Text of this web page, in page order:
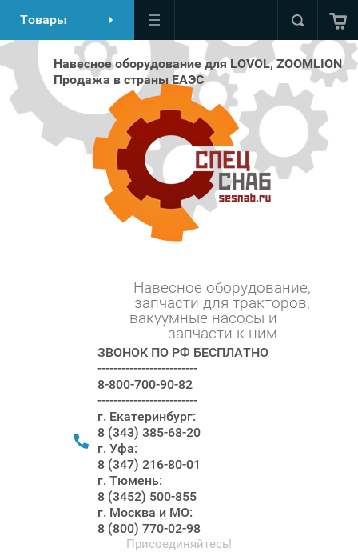
Товары
Навесное оборудование для LOVOL, ZOOMLION
Продажа в страны ЕАЭС
Навесное оборудование,
запчасти для тракторов,
вакуумные насосы и ⠀⠀⠀
запчасти к ним
ЗВОНОК ПО РФ БЕСПЛАТНО
-------------------------
8-800-700-90-82
-------------------------
г. Екатеринбург:
8 (343) 385-68-20
г. Уфа:
8 (347) 216-80-01
г. Тюмень:
8 (3452) 500-855
г. Москва и МО:
8 (800) 770-02-98
Присоединяйтесь!